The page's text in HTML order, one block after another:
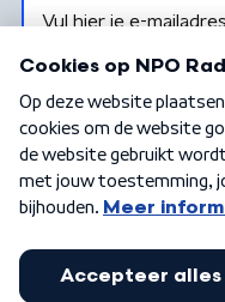
Algemene voorwaarden